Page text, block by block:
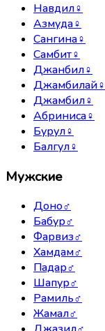
Навдил♀
Азмуда♀
Сангина♀
Самбит♀
Джанбил♀
Джамбилай♀
Джамбил♀
Абриниса♀
Бурул♀
Балгул♀
Мужские
Доно♂
Бабур♂
Фарвиз♂
Хамдам♂
Падар♂
Шапур♂
Рамиль♂
Жамал♂